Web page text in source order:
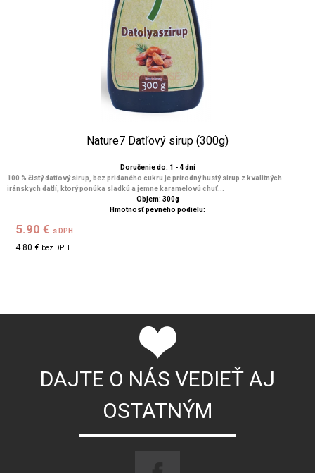
Nature7 Datľový sirup (300g)
Doručenie do: 1 - 4 dní
100 % čistý datľový sirup, bez pridaného cukru je prírodný hustý sirup z kvalitných
iránskych datlí, ktorý ponúka sladkú a jemne karamelovú chuť...
Objem: 300g
Hmotnosť pevného podielu:
5.90 € s DPH
4.80 € bez DPH
DAJTE O NÁS VEDIEŤ AJ
OSTATNÝM